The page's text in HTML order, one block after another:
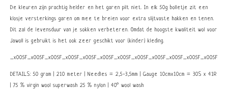
De kleuren zijn prachtig helder en het garen pilt niet. In elk 50g bolletje zit een
klosje versterkings garen om mee te breien voor extra slijtvaste hakken en tenen.
Dit zal de levensduur van je sokken verbeteren. Omdat de hoogste kwaliteit wol voor
Jawoll is gebruikt is het ook zeer geschikt voor (kinder) kleding.
DETAILS: 50 gram | 210 meter | Needles = 2,5-3,5mm | Gauge 10cmx10cm = 30S x 41R
| 75 % virgin wool superwash 25 % nylon | 40° wool wash